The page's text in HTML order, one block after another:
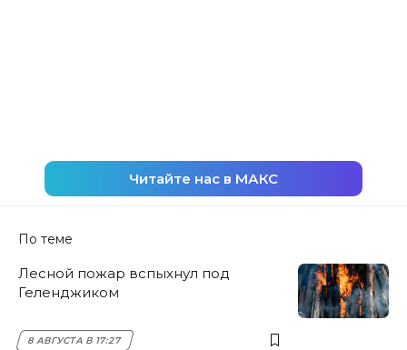
Читайте нас в МАКС
По теме
Лесной пожар вспыхнул под
Геленджиком
8 АВГУСТА В 17:27